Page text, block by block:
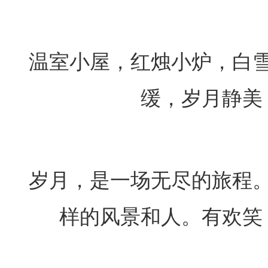
温室小屋，红烛小炉，白
缓，岁月静
岁月，是一场无尽的旅程
样的风景和人。有欢